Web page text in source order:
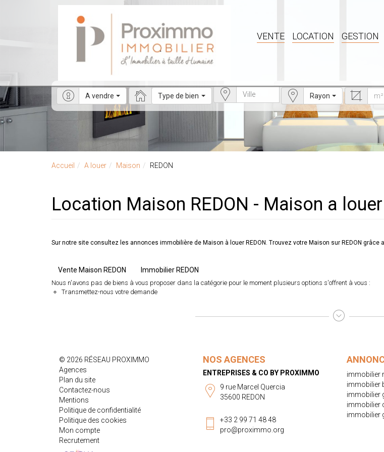
VENTE LOCATION GESTION
A vendre Type de bien Rayon
Accueil A louer Maison REDON
Location Maison REDON - Maison a
Sur notre site consultez les annonces immobilière de Maison à louer REDON. Trouvez votre Maison sur REDON grâce
Vente Maison REDON Immobilier REDON
Nous n'avons pas de biens à vous proposer dans la catégorie pour le moment plusieurs options s'offrent à vous :
Transmettez-nous votre demande
© 2026 RÉSEAU PROXIMMO
Agences
Plan du site
Contactez-nous
Mentions
Politique de confidentialité
Politique des cookies
Mon compte
Recrutement
NOS AGENCES
ENTREPRISES & CO BY PROXIMMO
9 rue Marcel Quercia
35600 REDON
+33 2 99 71 48 48
pro@proximmo.org
immobilier
immobilier
immobilier
immobilier
immobilier